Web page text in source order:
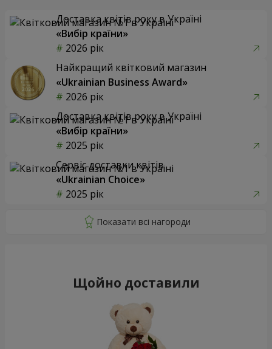
Доставка квітів року в Україні
«Вибір країни»
2026 рік
Найкращий квітковий магазин
«Ukrainian Business Award»
2026 рік
Доставка квітів року в Україні
«Вибір країни»
2025 рік
Сервіс доставки квітів
«Ukrainian Choice»
2025 рік
Щойно доставили